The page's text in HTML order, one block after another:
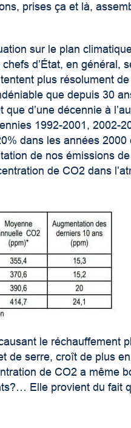
prises ça et là,
sur le plan
d’État, en général,
plus résolument
que depuis 30
d’une décennie à
1992-2001, 2002-
dans les années
de nos émissions
de CO2 dans
le réchauffement
de serre, croît de plus
de CO2 a même
Elle provient du fait